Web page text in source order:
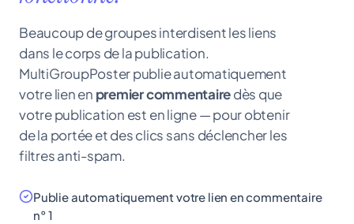
Beaucoup de groupes interdisent les liens
dans le corps de la publication.
MultiGroupPoster publie automatiquement
votre lien en premier commentairedès que
votre publication est en ligne — pour obtenir
de la portéeetdes clics sans déclencher les
filtres anti-spam.
Publie automatiquement votre lien en commentaire
n° 1